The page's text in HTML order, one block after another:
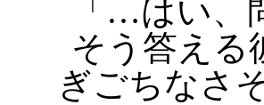
「…はい、
そう答える
ぎごちなさ